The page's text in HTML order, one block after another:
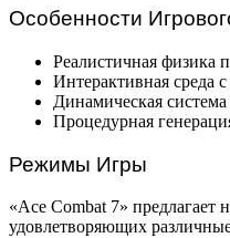
Особенности
Реалистичная физика
Интерактивная среда
Динамическая
Процедурная
Режимы Игры
«Ace Combat 7» предлагает
удовлетворяющих